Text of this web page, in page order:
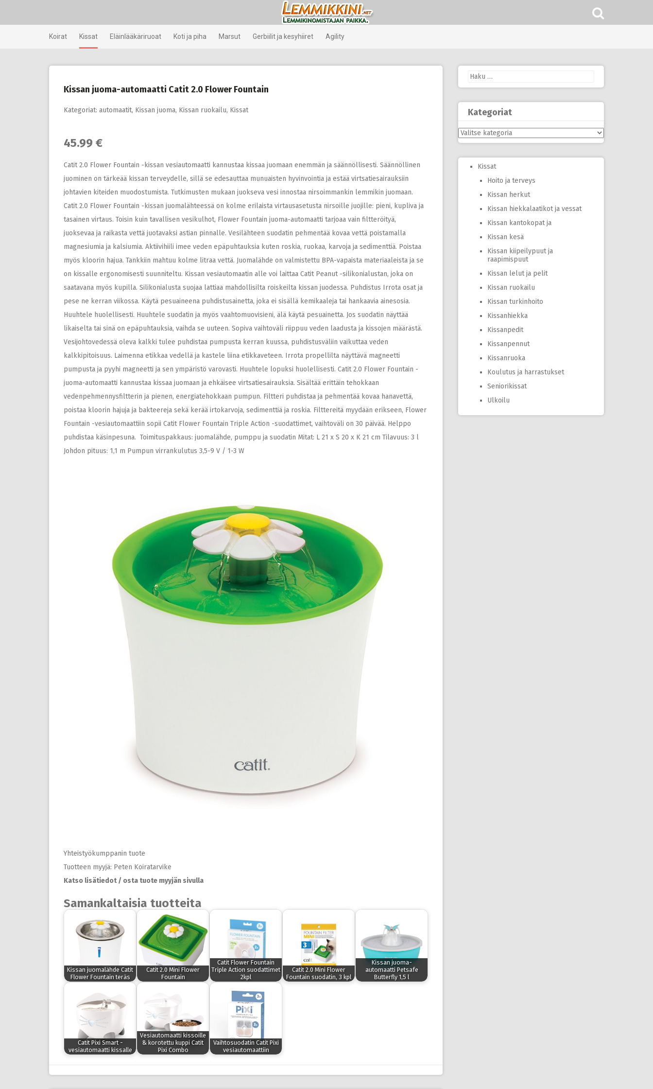
Koirat Kissat Eläinlääkäriruoat Koti ja piha Marsut Gerbiilit ja kesyhiiret Agility
Kissan juoma-automaatti Catit 2.0 Flower Fountain
Kategoriat: automaatit, Kissan juoma, Kissan ruokailu, Kissat
45.99 €
Catit 2.0 Flower Fountain -kissan vesiautomaatti kannustaa kissaa juomaan enemmän ja säännöllisesti. Säännöllinen
juominen on tärkeää kissan terveydelle, sillä se edesauttaa munuaisten hyvinvointia ja estää virtsatiesairauksiin
johtavien kiteiden muodostumista. Tutkimusten mukaan juokseva vesi innostaa nirsoimmankin lemmikin juomaan.
Catit 2.0 Flower Fountain -kissan juomalähteessä on kolme erilaista virtausasetusta nirsoille juojille: pieni, kupliva ja
tasainen virtaus. Toisin kuin tavallisen vesikulhot, Flower Fountain juoma-automaatti tarjoaa vain filtteröityä,
juoksevaa ja raikasta vettä juotavaksi astian pinnalle. Vesilähteen suodatin pehmentää kovaa vettä poistamalla
magnesiumia ja kalsiumia. Aktiivihiili imee veden epäpuhtauksia kuten roskia, ruokaa, karvoja ja sedimenttiä. Poistaa
myös kloorin hajua. Tankkiin mahtuu kolme litraa vettä. Juomalähde on valmistettu BPA-vapaista materiaaleista ja se
on kissalle ergonomisesti suunniteltu. Kissan vesiautomaatin alle voi laittaa Catit Peanut -silikonialustan, joka on
saatavana myös kupilla. Silikonialusta suojaa lattiaa mahdollisilta roiskeilta kissan juodessa. Puhdistus Irrota osat ja
pese ne kerran viikossa. Käytä pesuaineena puhdistusainetta, joka ei sisällä kemikaaleja tai hankaavia ainesosia.
Huuhtele huolellisesti. Huuhtele suodatin ja myös vaahtomuovisieni, älä käytä pesuainetta. Jos suodatin näyttää
likaiselta tai sinä on epäpuhtauksia, vaihda se uuteen. Sopiva vaihtoväli riippuu veden laadusta ja kissojen määrästä.
Vesijohtovedessä oleva kalkki tulee puhdistaa pumpusta kerran kuussa, puhdistusväliin vaikuttaa veden
kalkkipitoisuus. Laimenna etikkaa vedellä ja kastele liina etikkaveteen. Irrota propellilta näyttävä magneetti
pumpusta ja pyyhi magneetti ja sen ympäristö varovasti. Huuhtele lopuksi huolellisesti. Catit 2.0 Flower Fountain -
juoma-automaatti kannustaa kissaa juomaan ja ehkäisee virtsatiesairauksia. Sisältää erittäin tehokkaan
vedenpehmennysfiltterin ja pienen, energiatehokkaan pumpun. Filtteri puhdistaa ja pehmentää kovaa hanavettä,
poistaa kloorin hajuja ja bakteereja sekä kerää irtokarvoja, sedimenttiä ja roskia. Filttereitä myydään erikseen, Flower
Fountain -vesiautomaattiin sopii Catit Flower Fountain Triple Action -suodattimet, vaihtoväli on 30 päivää. Helppo
puhdistaa käsinpesuna. Toimituspakkaus: juomalähde, pumppu ja suodatin Mitat: L 21 x S 20 x K 21 cm Tilavuus: 3 l
Johdon pituus: 1,1 m Pumpun virrankulutus 3,5-9 V / 1-3 W
Yhteistyökumppanin tuote
Tuotteen myyjä: Peten Koiratarvike
Katso lisätiedot / osta tuote myyjän sivulla
Samankaltaisia tuotteita
Kissan juomalähde Catit
Flower Fountain teräs
Catit 2.0 Mini Flower
Fountain
Catit Flower Fountain
Triple Action suodattimet
2kpl
Catit 2.0 Mini Flower
Fountain suodatin, 3 kpl
Kissan juoma-
automaatti Petsafe
Butterfly 1,5 l
Catit Pixi Smart -
vesiautomaatti kissalle
Vesiautomaatti kissoille
& korotettu kuppi Catit
Pixi Combo
Vaihtosuodatin Catit Pixi
vesiautomaattiin
Haku:
Kategoriat
Kategoriat
Kissat
Hoito ja terveys
Kissan herkut
Kissan hiekkalaatikot ja vessat
Kissan kantokopat ja
Kissan kesä
Kissan kiipeilypuut ja
raapimispuut
Kissan lelut ja pelit
Kissan ruokailu
Kissan turkinhoito
Kissanhiekka
Kissanpedit
Kissanpennut
Kissanruoka
Koulutus ja harrastukset
Seniorikissat
Ulkoilu